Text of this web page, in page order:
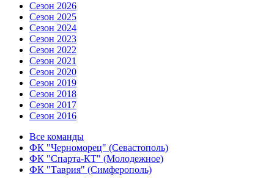
Сезон 2026
Сезон 2025
Сезон 2024
Сезон 2023
Сезон 2022
Сезон 2021
Сезон 2020
Сезон 2019
Сезон 2018
Сезон 2017
Сезон 2016
Все команды
ФК "Черноморец" (Севастополь)
ФК "Спарта-КТ" (Молодежное)
ФК "Таврия" (Симферополь)